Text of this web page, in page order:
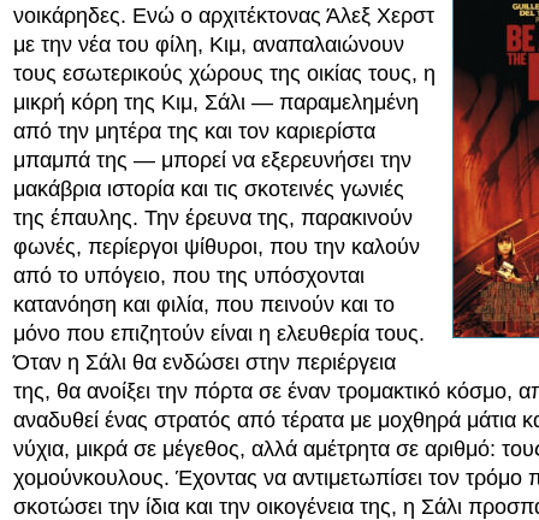
νοικάρηδες. Ενώ ο αρχιτέκτονας Άλεξ Χερστ
με την νέα του φίλη, Κιμ, αναπαλαιώνουν
τους εσωτερικούς χώρους της οικίας τους, η
μικρή κόρη της Κιμ, Σάλι — παραμελημένη
από την μητέρα της και τον καριερίστα
μπαμπά της — μπορεί να εξερευνήσει την
μακάβρια ιστορία και τις σκοτεινές γωνιές
της έπαυλης. Την έρευνα της, παρακινούν
φωνές, περίεργοι ψίθυροι, που την καλούν
από το υπόγειο, που της υπόσχονται
κατανόηση και φιλία, που πεινούν και το
μόνο που επιζητούν είναι η ελευθερία τους.
Όταν η Σάλι θα ενδώσει στην περιέργεια
της, θα ανοίξει την πόρτα σε έναν τρομακτικό κόσμο,
αναδυθεί ένας στρατός από τέρατα με μοχθηρά μάτια
νύχια, μικρά σε μέγεθος, αλλά αμέτρητα σε αριθμό:
χομούνκουλους. Έχοντας να αντιμετωπίσει τον τρόμο
σκοτώσει την ίδια και την οικογένεια της, η Σάλι